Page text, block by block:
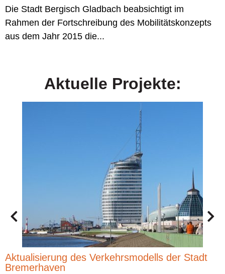
Die Stadt Bergisch Gladbach beabsichtigt im
Rahmen der Fortschreibung des Mobilitätskonzepts
aus dem Jahr 2015 die...
Aktuelle Projekte:
Aktualisierung des Verkehrsmodells der Stadt
Bremerhaven